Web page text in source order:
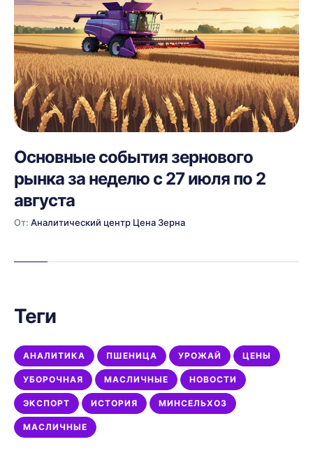
Основные события зернового
рынка за неделю с 27 июля по 2
августа
От: Аналитический центр Цена Зерна
Теги
АНАЛИТИКА ПШЕНИЦА УРОЖАЙ ЦЕНЫ
УБОРОЧНАЯ МАСЛИЧНЫЕ НОВОСТИ
ЭКСПОРТ ИСТОРИЯ МИНСЕЛЬХОЗ
МАСЛИЧНЫЕ